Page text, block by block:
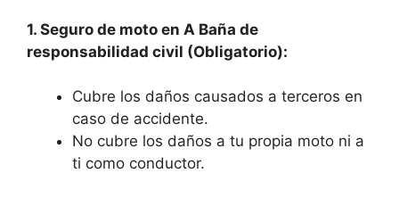
1. Seguro de moto en A Baña de
responsabilidad civil (Obligatorio):
Cubre los daños causados a terceros en
caso de accidente.
No cubre los daños a tu propia moto ni a
ti como conductor.